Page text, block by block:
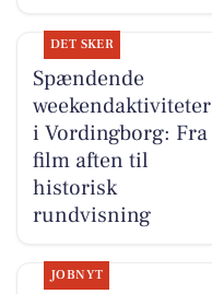
DET SKER
Spændende
weekendaktiviteter
i Vordingborg: Fra
film aften til
historisk
rundvisning
JOBNYT